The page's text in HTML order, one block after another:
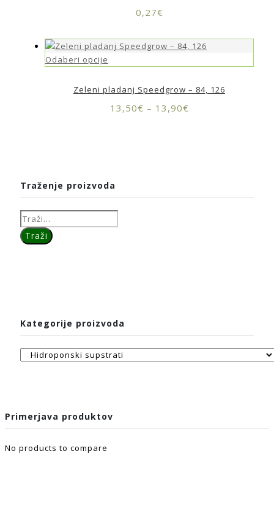
0,27€
Odaberi opcije
Zeleni pladanj Speedgrow – 84, 126
13,50€ – 13,90€
Traženje proizvoda
Kategorije proizvoda
Primerjava produktov
No products to compare